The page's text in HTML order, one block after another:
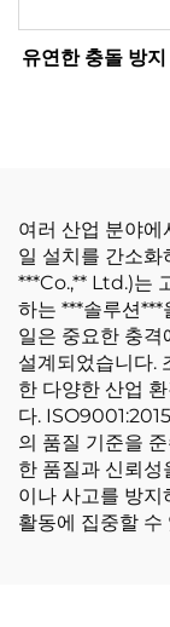
유연한 충돌 방
여러 산업 분야에
일 설치를 간소화
***Co.,** Ltd.)는
하는 ***솔루션***
일은 중요한 충
설계되었습니다.
한 다양한 산업
다.
의 품질 기준을
한 품질과 신뢰
이나 사고를 방
활동에 집중할 수